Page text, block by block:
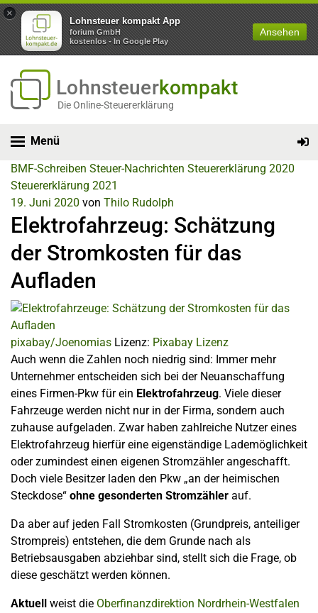
×
Lohnsteuer kompakt App
forium GmbH
kostenlos - In Google Play
Ansehen
Lohnsteuerkompakt
Die Online-Steuererklärung
Menü
BMF-Schreiben Steuer-Nachrichten Steuererklärung 2020
Steuererklärung 2021
19. Juni 2020 von Thilo Rudolph
Elektrofahrzeug: Schätzung
der Stromkosten für das
Aufladen
pixabay/Joenomias Lizenz: Pixabay Lizenz
Auch wenn die Zahlen noch niedrig sind: Immer mehr
Unternehmer entscheiden sich bei der Neuanschaffung
eines Firmen-Pkw für ein Elektrofahrzeug. Viele dieser
Fahrzeuge werden nicht nur in der Firma, sondern auch
zuhause aufgeladen. Zwar haben zahlreiche Nutzer eines
Elektrofahrzeug hierfür eine eigenständige Lademöglichkeit
oder zumindest einen eigenen Stromzähler angeschafft.
Doch viele Besitzer laden den Pkw „an der heimischen
Steckdose“ ohne gesonderten Stromzähler auf.
Da aber auf jeden Fall Stromkosten (Grundpreis, anteiliger
Strompreis) entstehen, die dem Grunde nach als
Betriebsausgaben abziehbar sind, stellt sich die Frage, ob
diese geschätzt werden können.
Aktuell weist die Oberfinanzdirektion Nordrhein-Westfalen